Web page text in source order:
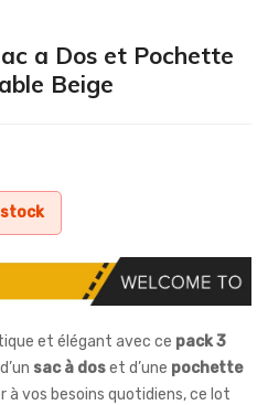
a Dos et Pochette
Beige
et élégant avec ce pack 3
sac à doset d’une pochette
à vos besoins quotidiens, ce lot